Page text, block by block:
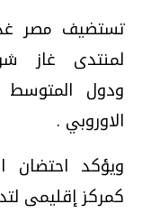
تستضيف مصر
لمنتدى غاز
ودول المتوسط
الاوروبي .
ويؤكد احتضان
كمركز إقليمى